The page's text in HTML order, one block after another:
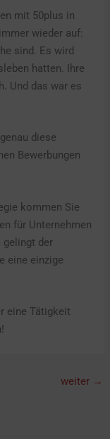
mit 50plus in
wieder auf:
sind. Es wird
hatten. Ihre
Und das war es
diese
Bewerbungen
kommen Sie
für Unternehmen
gelingt der
eine einzige
eine Tätigkeit
weiter →